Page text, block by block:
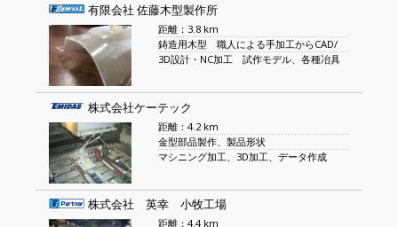
有限会社 佐藤木型製作所
距離：3.8 km
鋳造用木型 職人による手加工からCAD/
3D設計・NC加工 試作モデル、各種冶具
株式会社ケーテック
距離：4.2 km
金型部品製作、製品形状
マシニング加工、3D加工、データ作成
株式会社 英幸 小牧工場
距離：4.4 km